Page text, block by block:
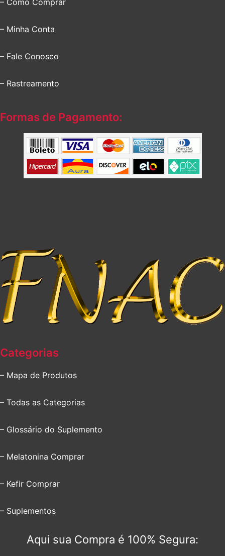
– Minha Conta
– Fale Conosco
– Rastreamento
Formas de Pagamento:
Categorias
– Mapa de Produtos
– Todas as Categorias
– Glossário do Suplemento
– Melatonina Comprar
– Kefir Comprar
– Suplementos
Aqui sua Compra é 100% Segura: